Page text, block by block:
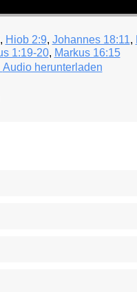
, Hiob 2:9, Johannes 18:11,
1:19-20, Markus 16:15
Audio herunterladen